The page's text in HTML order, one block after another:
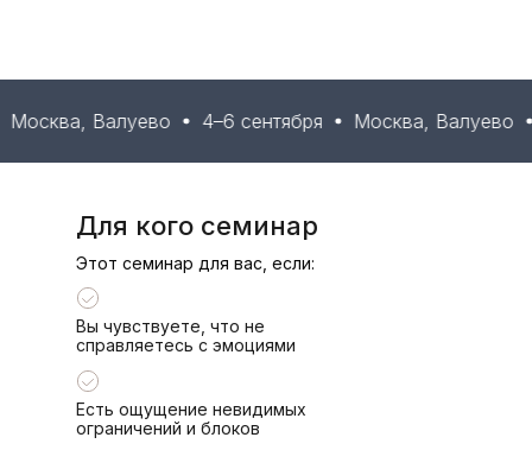
Валуево 4–6 сентября Москва, Валуево 4–6
Для кого семинар
Этот семинар для вас, если:
Вы чувствуете, что не
справляетесь с эмоциями
Есть ощущение невидимых
ограничений и блоков